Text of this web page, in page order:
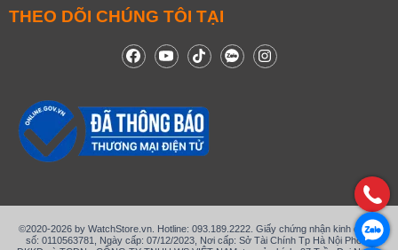
THEO DÕI CHÚNG TÔI TẠI
©2020-2026 by WatchStore.vn. Hotline: 093.189.2222. Giấy chứng nhận kinh doanh
số: 0110563781, Ngày cấp: 07/12/2023, Nơi cấp: Sở Tài Chính Tp Hà Nội Phòng